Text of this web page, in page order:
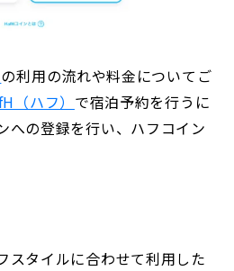
の利用の流れや料金についてご
（ハフ） で宿泊予約を行うに
への登録を行い、ハフコイン
スタイルに合わせて利用した